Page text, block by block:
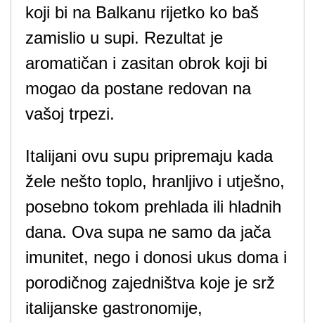
koji bi na Balkanu rijetko ko baš
zamislio u supi. Rezultat je
aromatičan i zasitan obrok koji bi
mogao da postane redovan na
vašoj trpezi.
Italijani ovu supu pripremaju kada
žele nešto toplo, hranljivo i utješno,
posebno tokom prehlada ili hladnih
dana. Ova supa ne samo da jača
imunitet, nego i donosi ukus doma i
porodičnog zajedništva koje je srž
italijanske gastronomije,